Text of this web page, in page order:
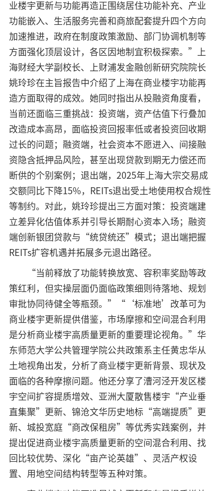
业楼宇更新与功能再造正围绕居住功能补充、产业
功能嵌入、生活服务完善和商旅配套提升四个方向
加速推进，政府在制度政策激励、部门协调机制等
方面强化顶层设计，各区因地制宜积极探索。”上
海财经大学副校长、上财浦发金融创新研究院院长
姚玲珍在主旨报告中介绍了上海在商业楼宇功能再
造方面取得的成效。她同时指出从投融资角度看，
当前还面临三重挑战：投资端，资产估值下行叠加
改造成本高昂，面临投资回报率低或者投资回收期
过长的问题；融资端，社会资本不愿进入、间接融
资隐含抵押品风险，甚至出现贷款到期无力偿还而
断供的个别案例；退出端，2025年上海大宗交易成
交额同比下降15%，REITs退出受土地使用权合规性
等制约。对此，姚玲珍提出三方面对策：投资端建
立差异化估值体系并引导长期耐心资本入场；融资
端创新银团贷款与“统贷统还”模式；退出端把握
REITs扩容机遇并拓展多元退出路径。
“当前释放了功能转换放宽、容积率奖励等政
策红利，但实操层面仍面临政策细则待落地、规划
审批协同待健全等瓶颈。”“‘标准地’改革可为
商业楼宇更新提供借鉴，市场摩擦和空间混合利用
是分析商业楼宇高质量更新的重要理论视角。”华
东师范大学公共管理学院公共政策系主任黄忠华从
土地视角出发，分析了商业楼宇更新背景、现状及
面临的各种摩擦问题。他还分享了漕河泾开发区楼
宇空间扩容提质增效、亚洲大厦散售楼宇“产业垂
直集聚”更新、锦沧文华历史地标“高端提质”更
新、城投宽庭“商改保租房”等优秀实践案例，并
提出促进商业楼宇高质量更新的空间混合利用、找
回比较优势、深化“亩产论英雄”、灵活产权设
置、用地空间结构转型等五种对策。